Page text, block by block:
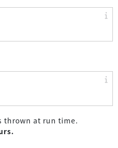
thrown at run time.